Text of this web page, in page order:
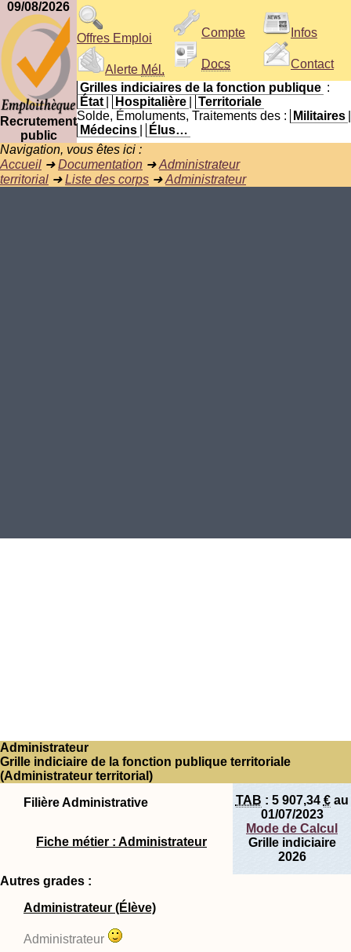
09/08/2026
Recrutement
public
Offres Emploi
Alerte Mél.
Compte
Docs
Infos
Contact
Grilles indiciaires de la fonction publique :
État
Hospitalière
Territoriale
Solde, Émoluments, Traitements des :
Militaires
Médecins
Élus…
Navigation, vous êtes ici :
Accueil ➜Documentation ➜Administrateur
territorial ➜Liste des corps ➜Administrateur
Administrateur
Grille indiciaire de la fonction publique territoriale
(Administrateur territorial)
Filière Administrative
Fiche métier : Administrateur
TAB : 5 907,34 €au
01/07/2023
Mode de Calcul
Grille indiciaire
2026
Autres grades :
Administrateur (Élève)
Administrateur